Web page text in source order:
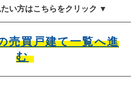
い方はこちらをクリック ▼
売買戸建て一覧へ進
む